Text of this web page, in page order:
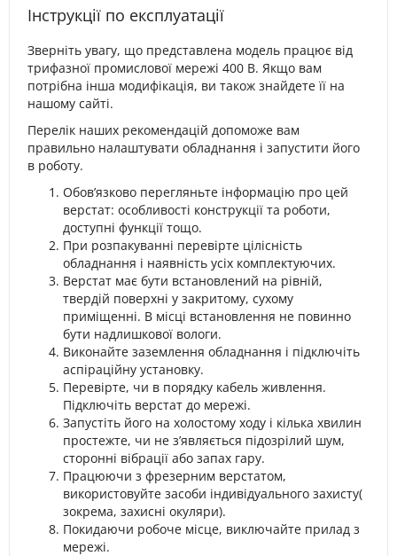
Інструкції по експлуатації
Зверніть увагу, що представлена модель працює від
трифазної промислової мережі 400 В. Якщо вам
потрібна інша модифікація, ви також знайдете її на
нашому сайті.
Перелік наших рекомендацій допоможе вам
правильно налаштувати обладнання і запустити його
в роботу.
Обов’язково перегляньте інформацію про цей
верстат: особливості конструкції та роботи,
доступні функції тощо.
При розпакуванні перевірте цілісність
обладнання і наявність усіх комплектуючих.
Верстат має бути встановлений на рівній,
твердій поверхні у закритому, сухому
приміщенні. В місці встановлення не повинно
бути надлишкової вологи.
Виконайте заземлення обладнання і підключіть
аспіраційну установку.
Перевірте, чи в порядку кабель живлення.
Підключіть верстат до мережі.
Запустіть його на холостому ходу і кілька хвилин
простежте, чи не з’являється підозрілий шум,
сторонні вібрації або запах гару.
Працюючи з фрезерним верстатом,
використовуйте засоби індивідуального захисту(
зокрема, захисні окуляри).
Покидаючи робоче місце, виключайте прилад з
мережі.